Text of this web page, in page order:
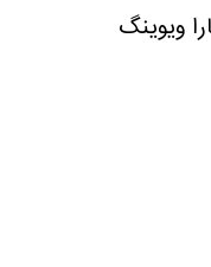
ویوینگ